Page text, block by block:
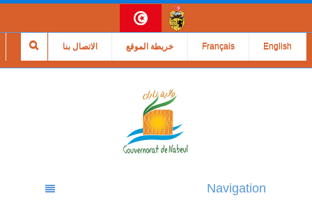
الاتصال بنا خريطة الموقع Français English
Navigation